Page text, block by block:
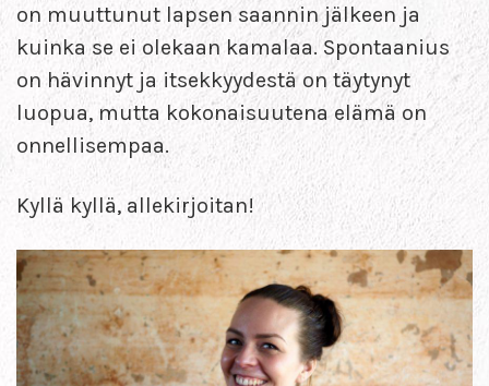
on muuttunut lapsen saannin jälkeen ja
kuinka se ei olekaan kamalaa. Spontaanius
on hävinnyt ja itsekkyydestä on täytynyt
luopua, mutta kokonaisuutena elämä on
onnellisempaa.
Kyllä kyllä, allekirjoitan!